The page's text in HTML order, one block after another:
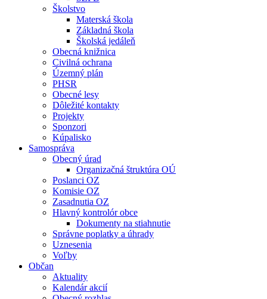
Školstvo
Materská škola
Základná škola
Školská jedáleň
Obecná knižnica
Civilná ochrana
Územný plán
PHSR
Obecné lesy
Dôležité kontakty
Projekty
Sponzori
Kúpalisko
Samospráva
Obecný úrad
Organizačná štruktúra OÚ
Poslanci OZ
Komisie OZ
Zasadnutia OZ
Hlavný kontrolór obce
Dokumenty na stiahnutie
Správne poplatky a úhrady
Uznesenia
Voľby
Občan
Aktuality
Kalendár akcií